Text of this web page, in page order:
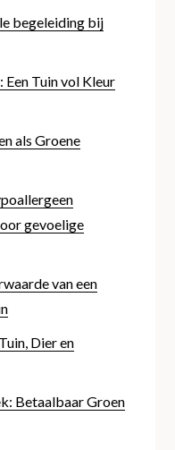
begeleiding bij
Tuin vol Kleur
als Groene
gevoelige
van een
Dier en
Betaalbaar Groen